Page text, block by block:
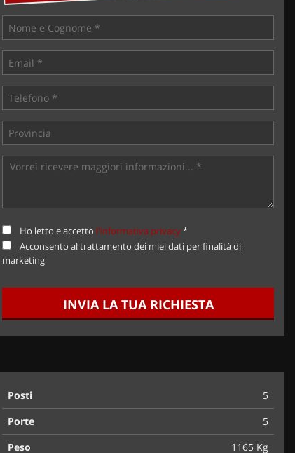
Ho letto e accetto l'informativa privacy*
Acconsento al trattamento dei miei dati per finalità di
marketing
INVIA LA TUA RICHIESTA
Posti
5
Porte
5
Peso
1165 Kg